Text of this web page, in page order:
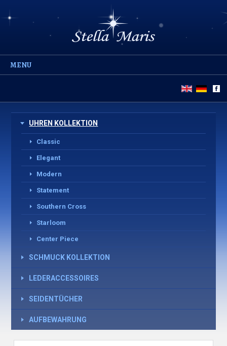
MENU
UHREN KOLLEKTION
Classic
Elegant
Modern
Statement
Southern Cross
Starloom
Center Piece
SCHMUCK KOLLEKTION
LEDERACCESSOIRES
SEIDENTÜCHER
AUFBEWAHRUNG